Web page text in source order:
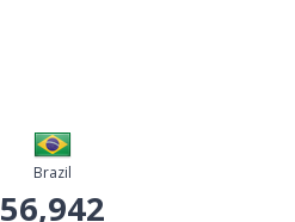
Brazil
56,942